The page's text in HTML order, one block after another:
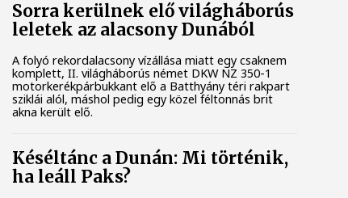
Sorra kerülnek elő világháborús
leletek az alacsony Dunából
A folyó rekordalacsony vízállása miatt egy csaknem
komplett, II. világháborús német DKW NZ 350-1
motorkerékpárbukkant elő a Batthyány téri rakpart
sziklái alól, máshol pedig egy közel féltonnás brit
akna került elő.
Késéltánc a Dunán: Mi történik,
ha leáll Paks?